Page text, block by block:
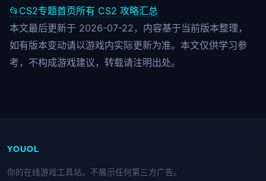
📂 CS2专题首页所有 CS2 攻略汇总
本文最后更新于 2026-07-22，内容基于当前版本整理，
如有版本变动请以游戏内实际更新为准。本文仅供学习参
考，不构成游戏建议，转载请注明出处。
YOUOL
你的在线游戏工具站。不展示任何第三方广告。